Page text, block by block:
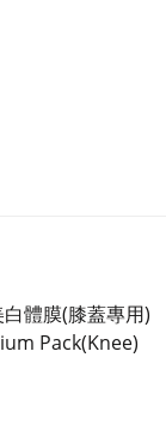
體膜(膝蓋專用)
Pack(Knee)